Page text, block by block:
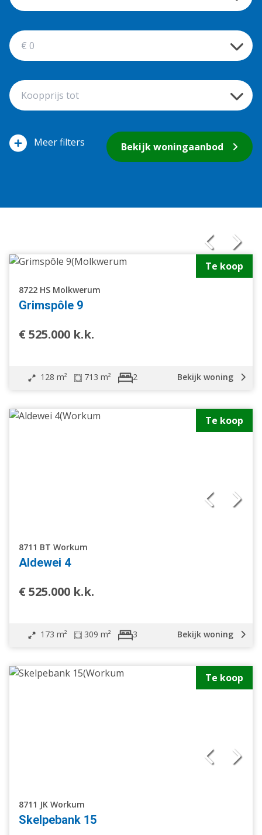
filters
Vrijstaande woning
Verspringend
Woonhuis
Appartement
Nieuwbouw
Bij het water
Bekijk woningaanbod
Te koop
8722 HS Molkwerum
Grimspôle 9
€ 525.000 k.k.
128 m² 713 m² 2 Bekijk woning
Te koop
8711 BT Workum
Aldewei 4
€ 525.000 k.k.
173 m² 309 m² 3 Bekijk woning
Te koop
8711 JK Workum
Skelpebank 15